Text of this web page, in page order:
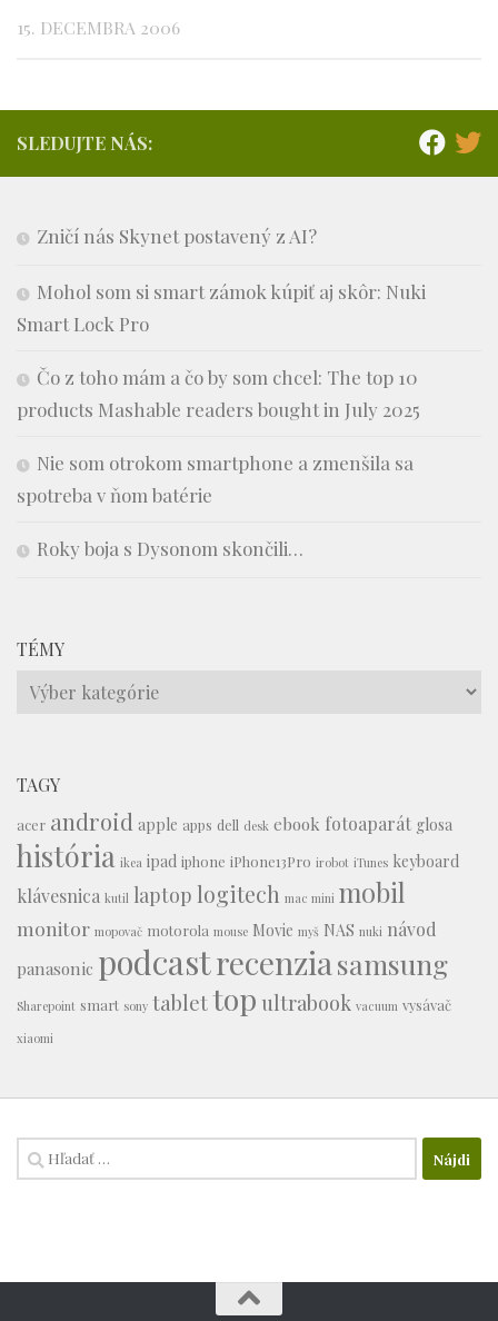
15. DECEMBRA 2006
SLEDUJTE NÁS:
Zničí nás Skynet postavený z AI?
Mohol som si smart zámok kúpiť aj skôr: Nuki
Smart Lock Pro
Čo z toho mám a čo by som chcel: The top 10
products Mashable readers bought in July 2025
Nie som otrokom smartphone a zmenšila sa
spotreba v ňom batérie
Roky boja s Dysonom skončili…
TÉMY
Témy
TAGY
acer android apple apps dell desk ebook fotoaparát glosa
história ikea ipad iphone iPhone13Pro irobot iTunes keyboard
klávesnica kutil laptop logitech mac mini mobil
monitor mopovač motorola mouse Movie myš NAS nuki návod
panasonic podcastrecenziasamsung
Sharepoint smart sony tablettop ultrabook vacuum vysávač
xiaomi
Hľadať: